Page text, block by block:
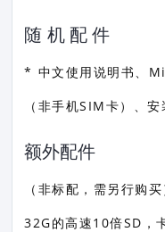
随 机 配 件
* 中文使用说明书、
（非手机SIM卡）、
额外配件
（非标配，需另行购
32G的高速10倍SD，